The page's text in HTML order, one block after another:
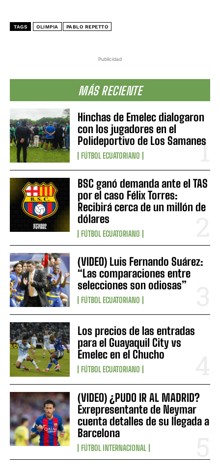
Publicidad
MÁS RECIENTE
Hinchas de Emelec dialogaron
con los jugadores en el
Polideportivo de Los Samanes
FÚTBOL ECUATORIANO
BSC ganó demanda ante el TAS
por el caso Félix Torres:
Recibirá cerca de un millón de
dólares
FÚTBOL ECUATORIANO
(VIDEO) Luis Fernando Suárez:
“Las comparaciones entre
selecciones son odiosas”
FÚTBOL ECUATORIANO
Los precios de las entradas
para el Guayaquil City vs
Emelec en el Chucho
FÚTBOL ECUATORIANO
(VIDEO) ¿PUDO IR AL MADRID?
Exrepresentante de Neymar
cuenta detalles de su llegada a
Barcelona
FÚTBOL INTERNACIONAL
TAGS OLIMPIA PABLO REPETTO